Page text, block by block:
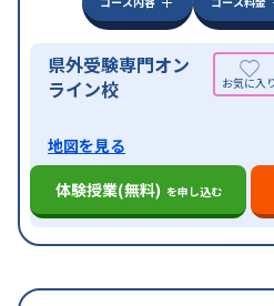
県外受験専門オン
ライン校
地図を見る
体験授業(無料) を申し込む